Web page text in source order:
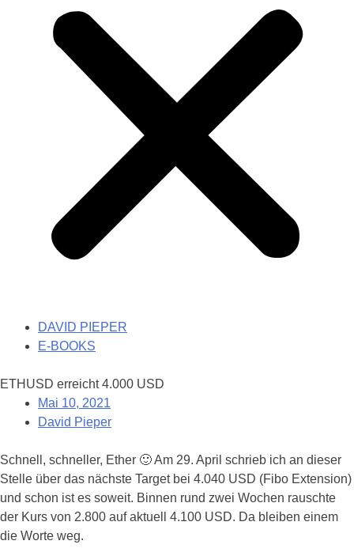
DAVID PIEPER
E-BOOKS
ETHUSD erreicht 4.000 USD
Mai 10, 2021
David Pieper
Schnell, schneller, Ether 🙂 Am 29. April schrieb ich an dieser
Stelle über das nächste Target bei 4.040 USD (Fibo Extension)
und schon ist es soweit. Binnen rund zwei Wochen rauschte
der Kurs von 2.800 auf aktuell 4.100 USD. Da bleiben einem
die Worte weg.